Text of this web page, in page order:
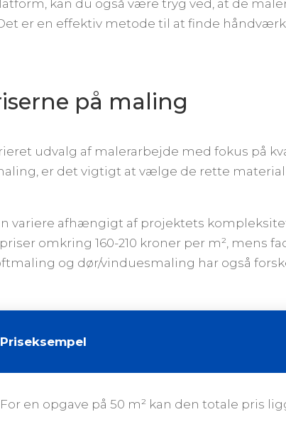
kan du også være tryg ved, at de
er en effektiv metode til at finde
på maling
udvalg af malerarbejde med fokus på
er det vigtigt at vælge de rette
variere afhængigt af projektets
omkring 160-210 kroner per m², mens
og dør/vinduesmaling har også
Priseksempel
For en opgave på 50 m² kan den totale pris